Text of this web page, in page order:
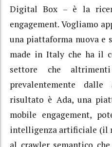
Digital Box – è la
engagement. Vogliamo
una piattaforma nuova e
made in Italy che ha il
settore che
prevalentemente dalle
risultato è Ada, una
mobile engagement,
intelligenza artificiale (il